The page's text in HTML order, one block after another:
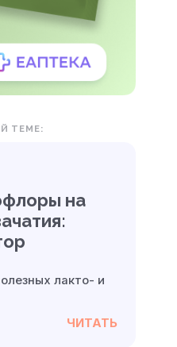
ТЕМЕ:
на
лакто- и
ЧИТАТЬ